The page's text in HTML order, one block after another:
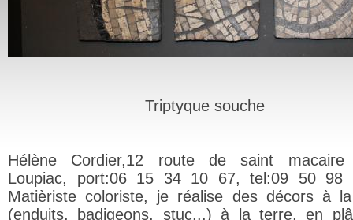
Triptyque souche
Hélène Cordier,12 route de saint macaire
Loupiac, port:06 15 34 10 67, tel:09 50 98
Matièriste coloriste, je réalise des décors à
(enduits, badigeons, stuc...) à la terre, en